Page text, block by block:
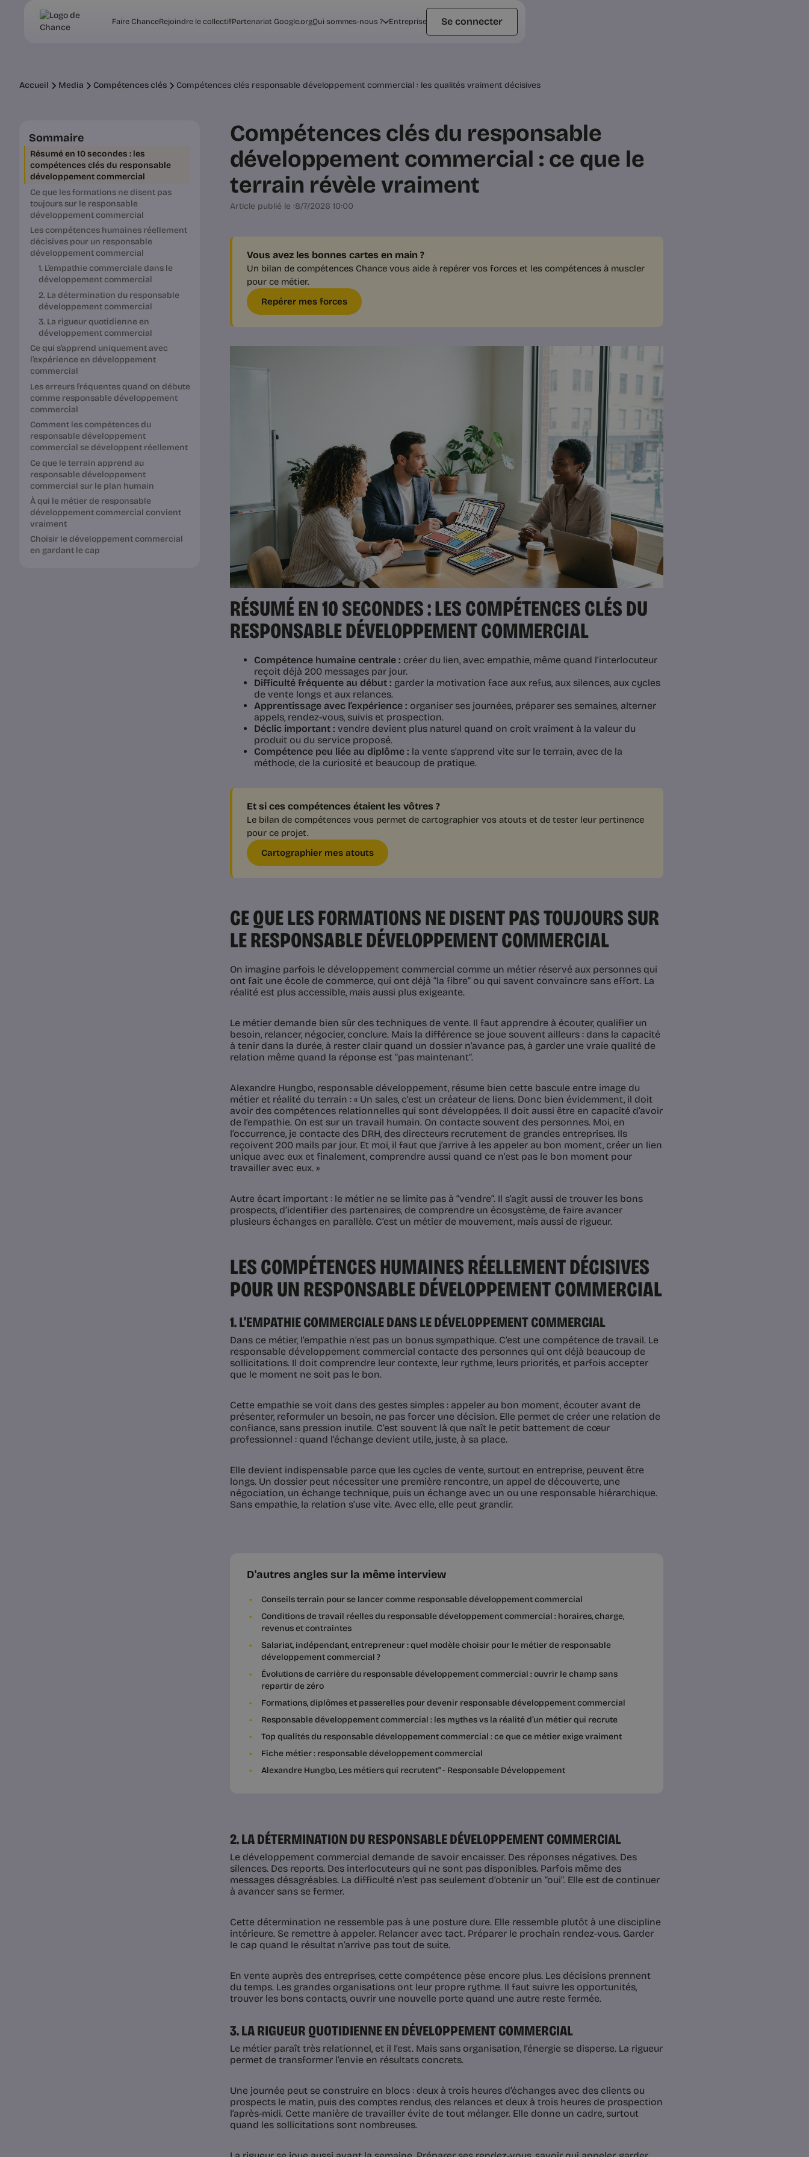
Faire ChanceRejoindre le collectifPartenariat Google.orgQui sommes-nous ? Entreprise Se connecter
Accueil Media Compétences clés Compétences clés responsable développement commercial : les qualités vraiment décisives
Sommaire
Résumé en 10 secondes : les
compétences clés du responsable
développement commercial
Ce que les formations ne disent pas
toujours sur le responsable
développement commercial
Les compétences humaines réellement
décisives pour un responsable
développement commercial
1. L’empathie commerciale dans le
développement commercial
2. La détermination du responsable
développement commercial
3. La rigueur quotidienne en
développement commercial
Ce qui s’apprend uniquement avec
l’expérience en développement
commercial
Les erreurs fréquentes quand on débute
comme responsable développement
commercial
Comment les compétences du
responsable développement
commercial se développent réellement
Ce que le terrain apprend au
responsable développement
commercial sur le plan humain
À qui le métier de responsable
développement commercial convient
vraiment
Choisir le développement commercial
en gardant le cap
Compétences clés du responsable
développement commercial : ce que le
terrain révèle vraiment
Article publié le :8/7/2026 10:00
Vous avez les bonnes cartes en main ?
Un bilan de compétences Chance vous aide à repérer vos forces et les compétences à muscler
pour ce métier.
Repérer mes forces
RÉSUMÉ EN 10 SECONDES : LES COMPÉTENCES CLÉS DU
RESPONSABLE DÉVELOPPEMENT COMMERCIAL
Compétence humaine centrale : créer du lien, avec empathie, même quand l’interlocuteur
reçoit déjà 200 messages par jour.
Difficulté fréquente au début : garder la motivation face aux refus, aux silences, aux cycles
de vente longs et aux relances.
Apprentissage avec l’expérience : organiser ses journées, préparer ses semaines, alterner
appels, rendez-vous, suivis et prospection.
Déclic important : vendre devient plus naturel quand on croit vraiment à la valeur du
produit ou du service proposé.
Compétence peu liée au diplôme : la vente s’apprend vite sur le terrain, avec de la
méthode, de la curiosité et beaucoup de pratique.
Et si ces compétences étaient les vôtres ?
Le bilan de compétences vous permet de cartographier vos atouts et de tester leur pertinence
pour ce projet.
Cartographier mes atouts
CE QUE LES FORMATIONS NE DISENT PAS TOUJOURS SUR
LE RESPONSABLE DÉVELOPPEMENT COMMERCIAL
On imagine parfois le développement commercial comme un métier réservé aux personnes qui
ont fait une école de commerce, qui ont déjà “la fibre” ou qui savent convaincre sans effort. La
réalité est plus accessible, mais aussi plus exigeante.
Le métier demande bien sûr des techniques de vente. Il faut apprendre à écouter, qualifier un
besoin, relancer, négocier, conclure. Mais la différence se joue souvent ailleurs : dans la capacité
à tenir dans la durée, à rester clair quand un dossier n’avance pas, à garder une vraie qualité de
relation même quand la réponse est “pas maintenant”.
Alexandre Hungbo, responsable développement, résume bien cette bascule entre image du
métier et réalité du terrain : « Un sales, c’est un créateur de liens. Donc bien évidemment, il doit
avoir des compétences relationnelles qui sont développées. Il doit aussi être en capacité d’avoir
de l’empathie. On est sur un travail humain. On contacte souvent des personnes. Moi, en
l’occurrence, je contacte des DRH, des directeurs recrutement de grandes entreprises. Ils
reçoivent 200 mails par jour. Et moi, il faut que j’arrive à les appeler au bon moment, créer un lien
unique avec eux et finalement, comprendre aussi quand ce n’est pas le bon moment pour
travailler avec eux. »
Autre écart important : le métier ne se limite pas à “vendre”. Il s’agit aussi de trouver les bons
prospects, d’identifier des partenaires, de comprendre un écosystème, de faire avancer
plusieurs échanges en parallèle. C’est un métier de mouvement, mais aussi de rigueur.
LES COMPÉTENCES HUMAINES RÉELLEMENT DÉCISIVES
POUR UN RESPONSABLE DÉVELOPPEMENT COMMERCIAL
1. L’EMPATHIE COMMERCIALE DANS LE DÉVELOPPEMENT COMMERCIAL
Dans ce métier, l’empathie n’est pas un bonus sympathique. C’est une compétence de travail. Le
responsable développement commercial contacte des personnes qui ont déjà beaucoup de
sollicitations. Il doit comprendre leur contexte, leur rythme, leurs priorités, et parfois accepter
que le moment ne soit pas le bon.
Cette empathie se voit dans des gestes simples : appeler au bon moment, écouter avant de
présenter, reformuler un besoin, ne pas forcer une décision. Elle permet de créer une relation de
confiance, sans pression inutile. C’est souvent là que naît le petit battement de cœur
professionnel : quand l’échange devient utile, juste, à sa place.
Elle devient indispensable parce que les cycles de vente, surtout en entreprise, peuvent être
longs. Un dossier peut nécessiter une première rencontre, un appel de découverte, une
négociation, un échange technique, puis un échange avec un ou une responsable hiérarchique.
Sans empathie, la relation s’use vite. Avec elle, elle peut grandir.
D'autres angles sur la même interview
Conseils terrain pour se lancer comme responsable développement commercial
Conditions de travail réelles du responsable développement commercial : horaires, charge,
revenus et contraintes
Salariat, indépendant, entrepreneur : quel modèle choisir pour le métier de responsable
développement commercial ?
Évolutions de carrière du responsable développement commercial : ouvrir le champ sans
repartir de zéro
Formations, diplômes et passerelles pour devenir responsable développement commercial
Responsable développement commercial : les mythes vs la réalité d’un métier qui recrute
Top qualités du responsable développement commercial : ce que ce métier exige vraiment
Fiche métier : responsable développement commercial
Alexandre Hungbo, Les métiers qui recrutent" - Responsable Développement
2. LA DÉTERMINATION DU RESPONSABLE DÉVELOPPEMENT COMMERCIAL
Le développement commercial demande de savoir encaisser. Des réponses négatives. Des
silences. Des reports. Des interlocuteurs qui ne sont pas disponibles. Parfois même des
messages désagréables. La difficulté n’est pas seulement d’obtenir un “oui”. Elle est de continuer
à avancer sans se fermer.
Cette détermination ne ressemble pas à une posture dure. Elle ressemble plutôt à une discipline
intérieure. Se remettre à appeler. Relancer avec tact. Préparer le prochain rendez-vous. Garder
le cap quand le résultat n’arrive pas tout de suite.
En vente auprès des entreprises, cette compétence pèse encore plus. Les décisions prennent
du temps. Les grandes organisations ont leur propre rythme. Il faut suivre les opportunités,
trouver les bons contacts, ouvrir une nouvelle porte quand une autre reste fermée.
3. LA RIGUEUR QUOTIDIENNE EN DÉVELOPPEMENT COMMERCIAL
Le métier paraît très relationnel, et il l’est. Mais sans organisation, l’énergie se disperse. La rigueur
permet de transformer l’envie en résultats concrets.
Une journée peut se construire en blocs : deux à trois heures d’échanges avec des clients ou
prospects le matin, puis des comptes rendus, des relances et deux à trois heures de prospection
l’après-midi. Cette manière de travailler évite de tout mélanger. Elle donne un cadre, surtout
quand les sollicitations sont nombreuses.